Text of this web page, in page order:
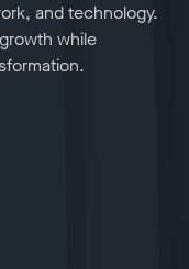
and technology.
while